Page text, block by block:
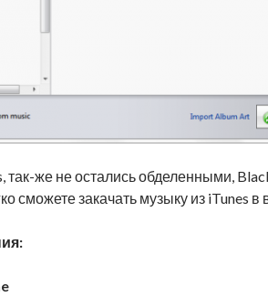
так-же не остались обделенными,
сможете закачать музыку из iTunes